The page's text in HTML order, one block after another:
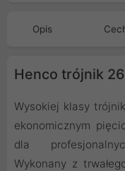
Opis
Henco trójnik
Wysokiej klasy
ekonomicznym
dla
Wykonany z